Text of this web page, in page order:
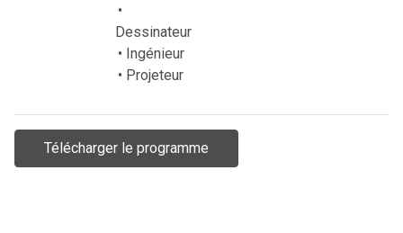
•
Dessinateur
• Ingénieur
• Projeteur
Télécharger le programme